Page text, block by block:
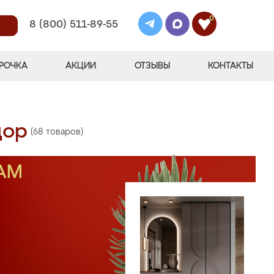
8 (800) 511-89-55
0
АКЦИИ ОТЗЫВЫ КОНТАКТЫ
(68 товаров)